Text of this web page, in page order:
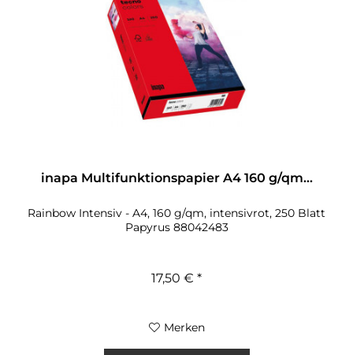
inapa Multifunktionspapier A4 160 g/qm...
Rainbow Intensiv - A4, 160 g/qm, intensivrot, 250 Blatt
Papyrus 88042483
17,50 € *
Merken